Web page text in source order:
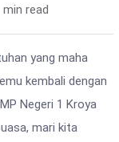
min read
yang maha
kembali dengan
Negeri 1 Kroya
mari kita